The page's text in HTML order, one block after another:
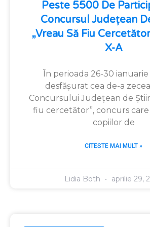
Peste 5500 De
Concursul Județean
„Vreau Să Fiu
X-A
În perioada 26-30 ianuarie
desfășurat cea de-a
Concursului Județean de
fiu cercetător”, concurs care
copiilor de
CITESTE MAI MULT »
Lidia Both aprilie 29,